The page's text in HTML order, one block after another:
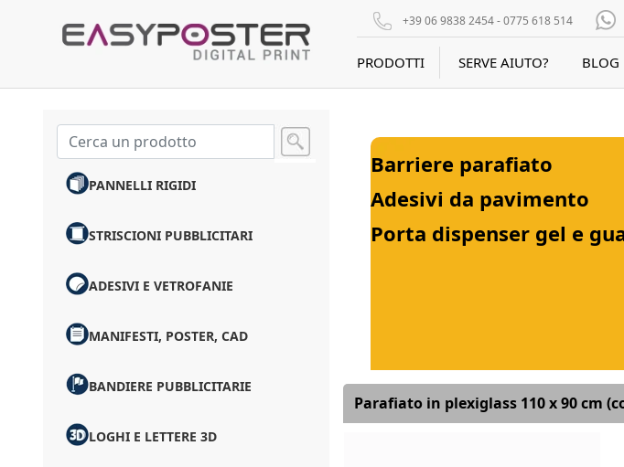
+39 06 9838 2454 - 0775 618 514
PRODOTTI SERVE AIUTO? BLOG
PANNELLI RIGIDI
STRISCIONI PUBBLICITARI
ADESIVI E VETROFANIE
MANIFESTI, POSTER, CAD
BANDIERE PUBBLICITARIE
LOGHI E LETTERE 3D
Barriere parafiato
Adesivi da pavimento
Porta dispenser gel e
Parafiato in plexiglass 110 x 90 cm